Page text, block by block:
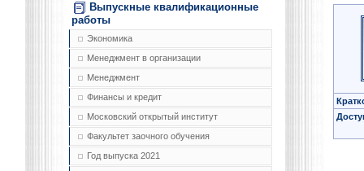
Выпускные квалификационные
работы
Экономика
Менеджмент в организации
Менеджмент
Финансы и кредит
Московский открытый институт
Факультет заочного обучения
Год выпуска 2021